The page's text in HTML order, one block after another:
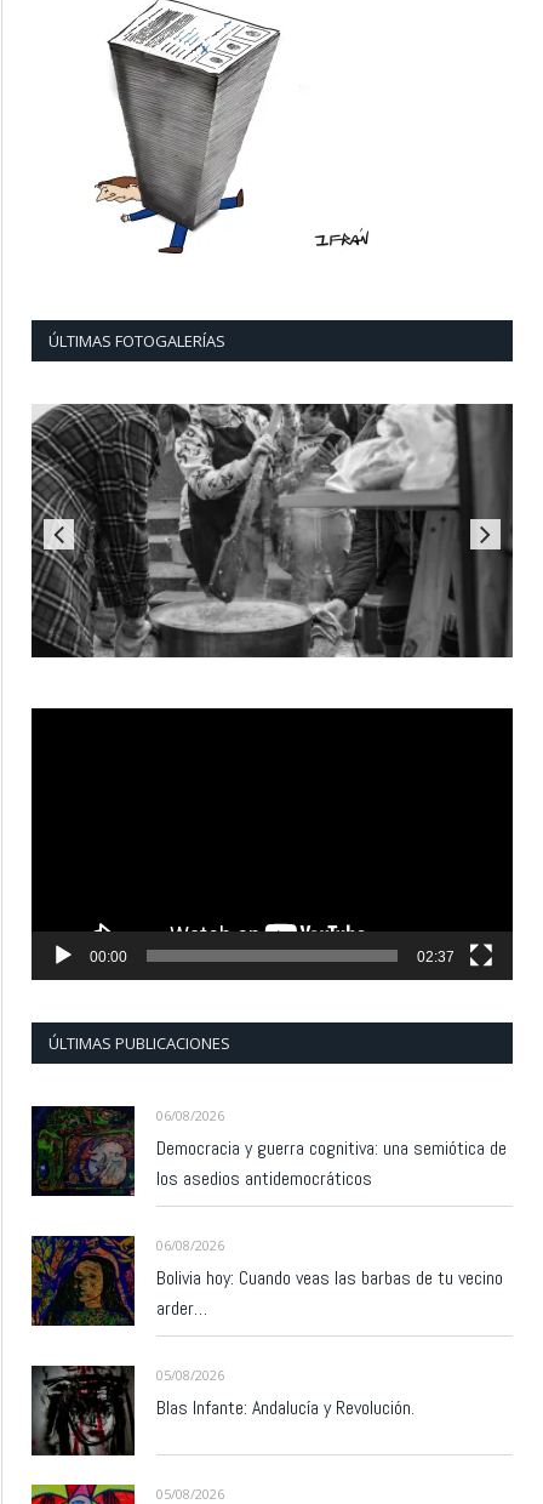
ÚLTIMAS FOTOGALERÍAS
00:00 02:37
ÚLTIMAS PUBLICACIONES
06/08/2026
Democracia y guerra cognitiva: una semiótica de
los asedios antidemocráticos
06/08/2026
Bolivia hoy: Cuando veas las barbas de tu vecino
arder…
05/08/2026
Blas Infante: Andalucía y Revolución.
05/08/2026